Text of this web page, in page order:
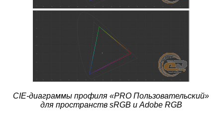
CIE-диаграммы профиля«PRO Пользовательский»
для пространств sRGB и Adobe RGB